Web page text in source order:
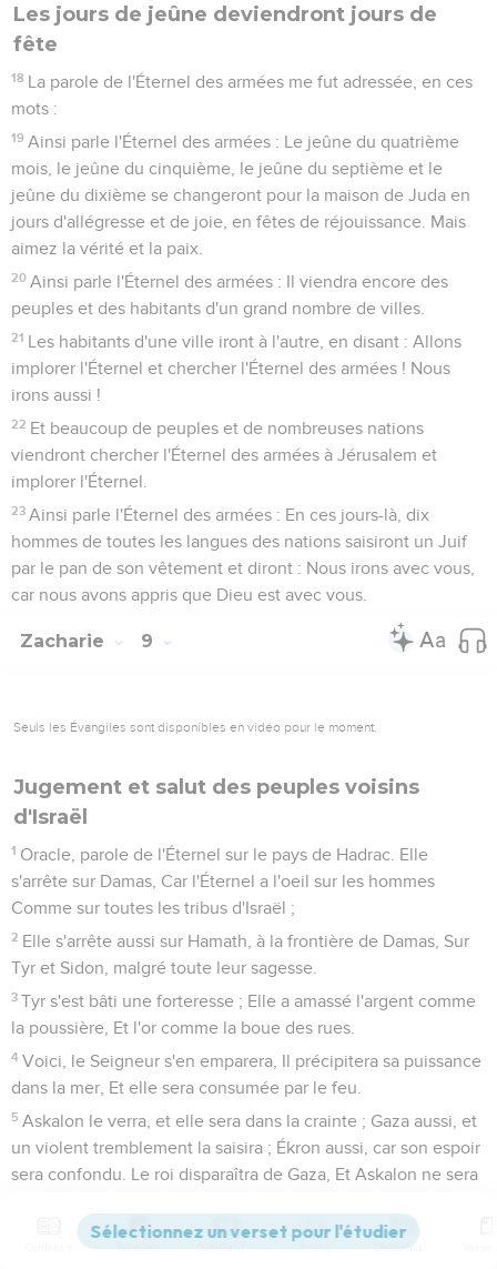
Les jours de jeûne deviendront jours de
fête
18 La parole de l'Éternel des armées me fut adressée, en ces
mots :
19 Ainsi parle l'Éternel des armées : Le jeûne du quatrième
mois, le jeûne du cinquième, le jeûne du septième et le
jeûne du dixième se changeront pour la maison de Juda en
jours d'allégresse et de joie, en fêtes de réjouissance. Mais
aimez la vérité et la paix.
20 Ainsi parle l'Éternel des armées : Il viendra encore des
peuples et des habitants d'un grand nombre de villes.
21 Les habitants d'une ville iront à l'autre, en disant : Allons
implorer l'Éternel et chercher l'Éternel des armées ! Nous
irons aussi !
22 Et beaucoup de peuples et de nombreuses nations
viendront chercher l'Éternel des armées à Jérusalem et
implorer l'Éternel.
23 Ainsi parle l'Éternel des armées : En ces jours-là, dix
hommes de toutes les langues des nations saisiront un Juif
par le pan de son vêtement et diront : Nous irons avec vous,
car nous avons appris que Dieu est avec vous.
Zacharie 9
Seuls les Évangiles sont disponibles en vidéo pour le moment.
Jugement et salut des peuples voisins
d'Israël
1 Oracle, parole de l'Éternel sur le pays de Hadrac. Elle
s'arrête sur Damas, Car l'Éternel a l'oeil sur les hommes
Comme sur toutes les tribus d'Israël ;
2 Elle s'arrête aussi sur Hamath, à la frontière de Damas, Sur
Tyr et Sidon, malgré toute leur sagesse.
3 Tyr s'est bâti une forteresse ; Elle a amassé l'argent comme
la poussière, Et l'or comme la boue des rues.
4 Voici, le Seigneur s'en emparera, Il précipitera sa puissance
dans la mer, Et elle sera consumée par le feu.
5 Askalon le verra, et elle sera dans la crainte ; Gaza aussi, et
un violent tremblement la saisira ; Ékron aussi, car son espoir
sera confondu. Le roi disparaîtra de Gaza, Et Askalon ne sera
L'étranger s'établira dans Asdod, Et j'abattrai l'orgueil des
Versions Commentaires Strong